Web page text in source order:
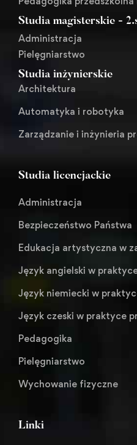
Studia magisterskie -
Administracja
Pielęgniarstwo
Studia inżynierskie
Architektura
Automatyka i robotyka
Zarządzanie i inżynieria
Studia licencjackie
Administracja
Bezpieczeństwo Państwa
Edukacja artystyczna w
Język angielski w
Język niemiecki w
Język czeski w praktyce
Pedagogika
Pielęgniarstwo
Wychowanie fizyczne
Linki